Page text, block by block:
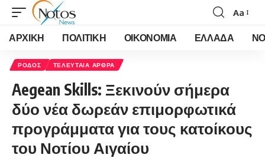
Font
Resizer
Aa
ΑΡΧΙΚΗ ΠΟΛΙΤΙΚΗ ΟΙΚΟΝΟΜΙΑ ΕΛΛΑΔΑ
ΡΟΔΟΣ ΤΕΛΕΥΤΑΙΑ ΑΡΘΡΑ
Aegean Skills: Ξεκινούν σήμερα
δύο νέα δωρεάν επιμορφωτικά
προγράμματα για τους κατοίκους
του Νοτίου Αιγαίου